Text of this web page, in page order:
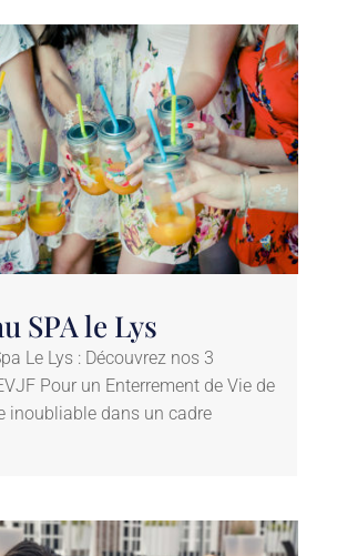
SPA le Lys
Le Lys : Découvrez nos 3
Pour un Enterrement de Vie de
inoubliable dans un cadre